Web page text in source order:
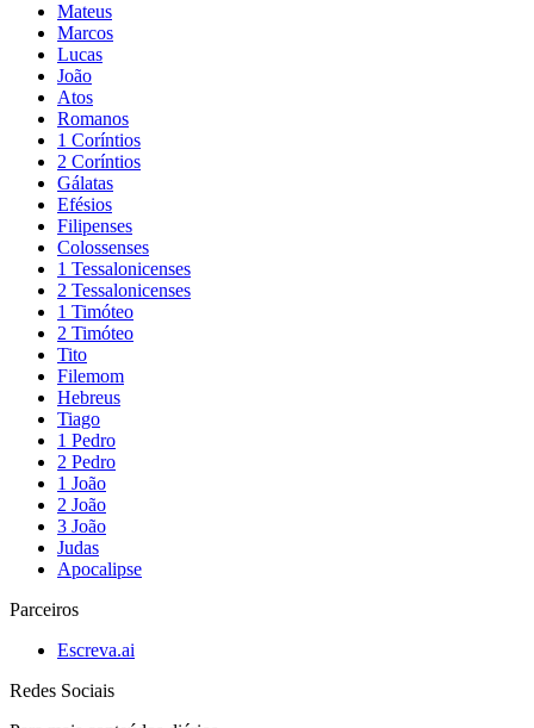
Mateus
Marcos
Lucas
João
Atos
Romanos
1 Coríntios
2 Coríntios
Gálatas
Efésios
Filipenses
Colossenses
1 Tessalonicenses
2 Tessalonicenses
1 Timóteo
2 Timóteo
Tito
Filemom
Hebreus
Tiago
1 Pedro
2 Pedro
1 João
2 João
3 João
Judas
Apocalipse
Parceiros
Escreva.ai
Redes Sociais